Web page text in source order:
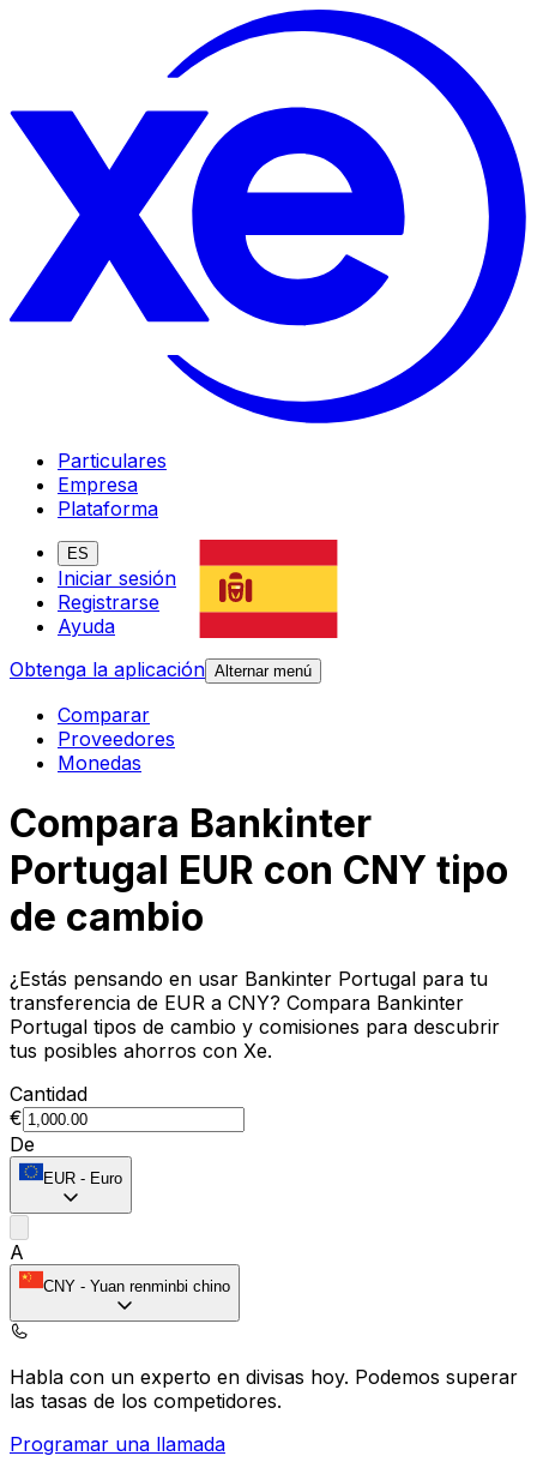
Particulares
Empresa
Plataforma
ES
Iniciar sesión
Registrarse
Ayuda
Obtenga la aplicación Alternar menú
Comparar
Proveedores
Monedas
Compara Bankinter
Portugal EUR con CNY tipo
de cambio
¿Estás pensando en usar Bankinter Portugal para tu
transferencia de EUR a CNY? Compara Bankinter
Portugal tipos de cambio y comisiones para descubrir
tus posibles ahorros con Xe.
Cantidad
€
De
EUR - Euro
A
CNY - Yuan renminbi chino
Habla con un experto en divisas hoy. Podemos superar
las tasas de los competidores.
Programar una llamada